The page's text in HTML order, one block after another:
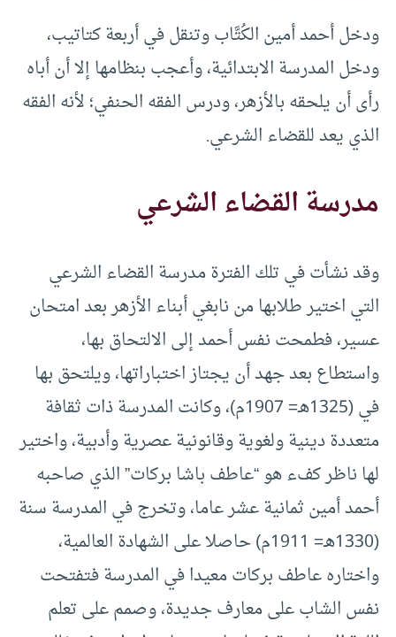
ودخل أحمد أمين الكُتَّاب وتنقل في أربعة كتاتيب،
ودخل المدرسة الابتدائية، وأعجب بنظامها إلا أن أباه
رأى أن يلحقه بالأزهر، ودرس الفقه الحنفي؛ لأنه الفقه
الذي يعد للقضاء الشرعي.
مدرسة القضاء الشرعي
وقد نشأت في تلك الفترة مدرسة القضاء الشرعي
التي اختير طلابها من نابغي أبناء الأزهر بعد امتحان
عسير، فطمحت نفس أحمد إلى الالتحاق بها،
واستطاع بعد جهد أن يجتاز اختباراتها، ويلتحق بها
في (1325هـ= 1907م)، وكانت المدرسة ذات ثقافة
متعددة دينية ولغوية وقانونية عصرية وأدبية، واختير
لها ناظر كفء هو “عاطف باشا بركات” الذي صاحبه
أحمد أمين ثمانية عشر عاما، وتخرج في المدرسة سنة
(1330هـ= 1911م) حاصلا على الشهادة العالمية،
واختاره عاطف بركات معيدا في المدرسة فتفتحت
نفس الشاب على معارف جديدة، وصمم على تعلم